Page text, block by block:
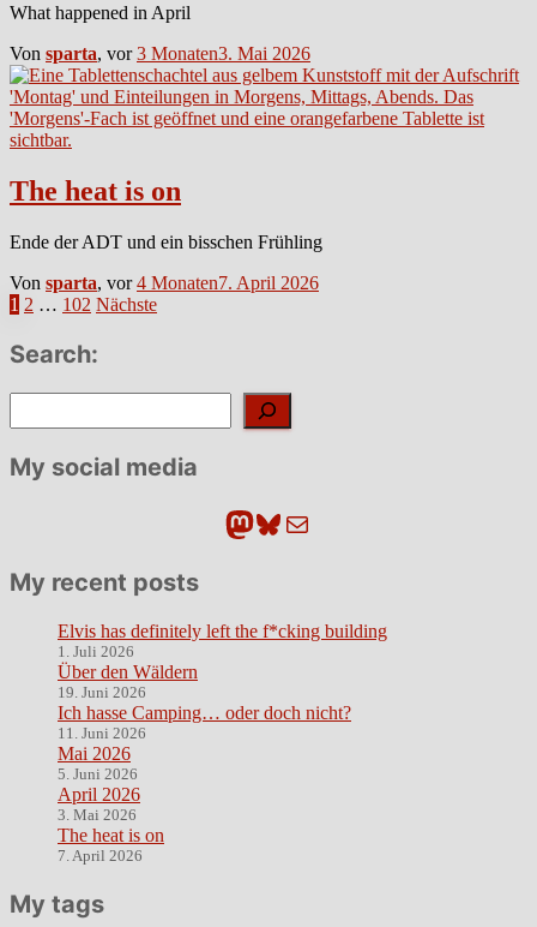
What happened in April
Von sparta, vor3 Monaten3. Mai 2026
The heat is on
Ende der ADT und ein bisschen Frühling
Von sparta, vor4 Monaten7. April 2026
Seitennummerierung
der
Beiträge
1 2 … 102 Nächste
Search:
My social media
Mastodon
Bluesky
E-Mail
My recent posts
Elvis has definitely left the f*cking building
1. Juli 2026
Über den Wäldern
19. Juni 2026
Ich hasse Camping… oder doch nicht?
11. Juni 2026
Mai 2026
5. Juni 2026
April 2026
3. Mai 2026
The heat is on
7. April 2026
My tags